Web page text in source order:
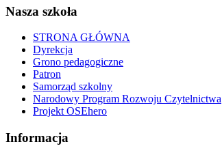
Nasza szkoła
STRONA GŁÓWNA
Dyrekcja
Grono pedagogiczne
Patron
Samorząd szkolny
Narodowy Program Rozwoju Czytelnictwa
Projekt OSEhero
Informacja